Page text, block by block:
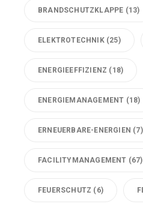
BRANDSCHUTZKLAPPE (13)
ELEKTROTECHNIK(25)
ENERGIEEFFIZIENZ (18)
ENERGIEMANAGEMENT (18)
ERNEUERBARE-ENERGIEN (7)
FACILITYMANAGEMENT (67)
FEUERSCHUTZ (6)